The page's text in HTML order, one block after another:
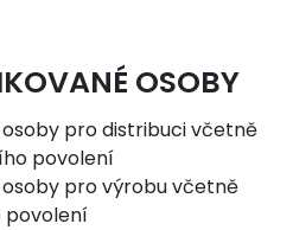
OSOBY
pro distribuci včetně
povolení
pro výrobu včetně
povolení